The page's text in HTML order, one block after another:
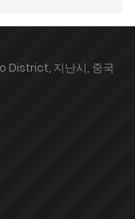
District, 지난시, 중국